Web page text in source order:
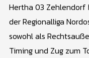
Hertha 03 Zehlendorf
der Regionalliga
sowohl als
Timing und Zug zum